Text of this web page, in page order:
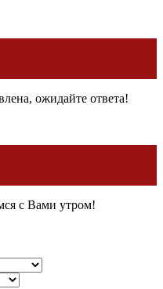
ожидайте ответа!
с Вами утром!